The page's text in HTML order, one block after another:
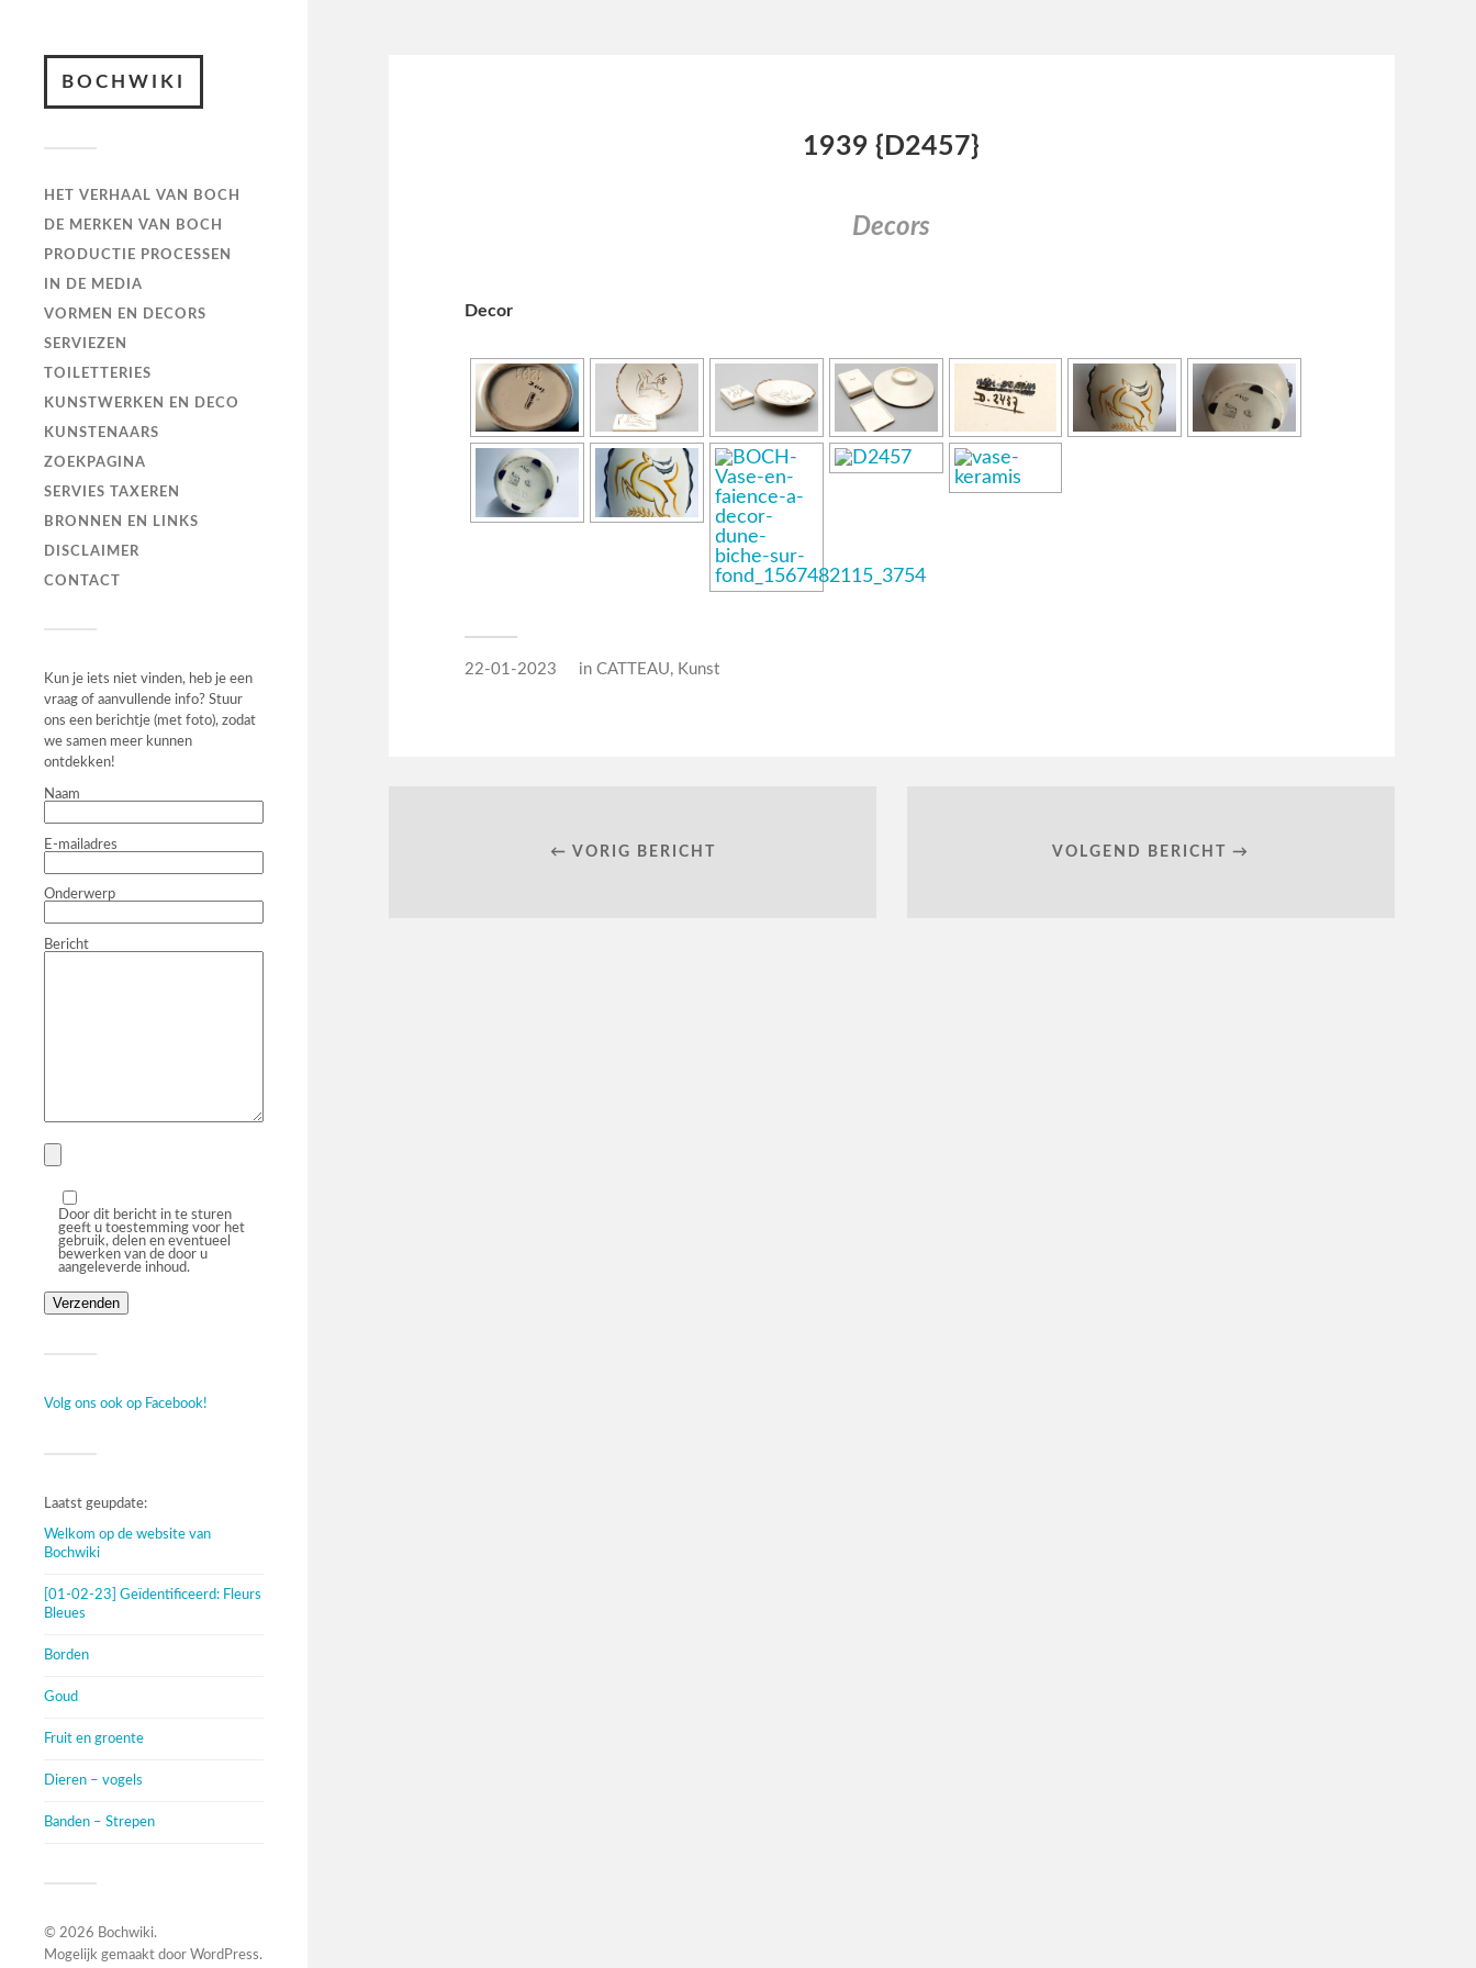
BOCHWIKI
HET VERHAAL VAN BOCH
DE MERKEN VAN BOCH
PRODUCTIE PROCESSEN
IN DE MEDIA
VORMEN EN DECORS
SERVIEZEN
TOILETTERIES
KUNSTWERKEN EN DECO
KUNSTENAARS
ZOEKPAGINA
SERVIES TAXEREN
BRONNEN EN LINKS
DISCLAIMER
CONTACT
Kun je iets niet vinden, heb je een
vraag of aanvullende info? Stuur
ons een berichtje (met foto), zodat
we samen meer kunnen
ontdekken!
Naam
E-mailadres
Onderwerp
Bericht
Door dit bericht in te sturen
geeft u toestemming voor het
gebruik, delen en eventueel
bewerken van de door u
aangeleverde inhoud.
Volg ons ook op Facebook!
Laatst geupdate:
Welkom op de website van
Bochwiki
[01-02-23] Geïdentificeerd: Fleurs
Bleues
Borden
Goud
Fruit en groente
Dieren – vogels
Banden – Strepen
© 2026 Bochwiki.
Mogelijk gemaakt door WordPress.
1939 {D2457}
Decors
Decor
22-01-2023 inCATTEAU, Kunst
← VORIG BERICHT VOLGEND BERICHT →